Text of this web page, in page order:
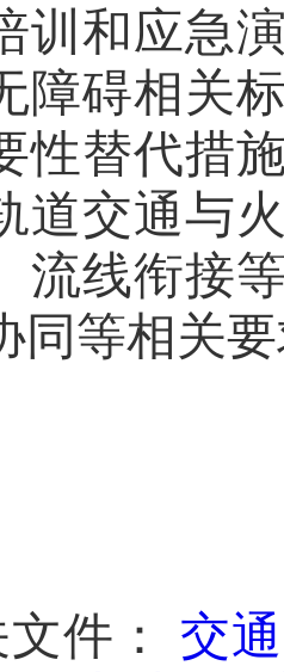
训和应急
障碍相关
性替代措
道交通与
流线衔接
同等相关
件： 交